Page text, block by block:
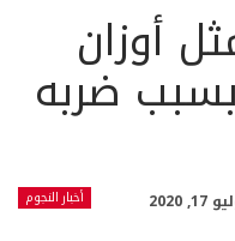
أوزان
بسبب ضربه
أخبار النجوم 2020